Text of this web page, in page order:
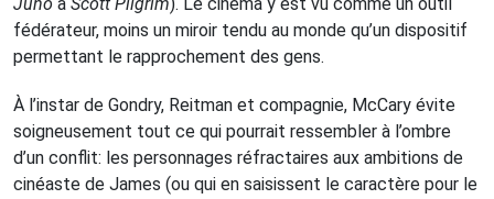
fédérateur, moins un miroir tendu au monde qu’un dispositif
permettant le rapprochement des gens.
À l’instar de Gondry, Reitman et compagnie, McCary évite
soigneusement tout ce qui pourrait ressembler à l’ombre
d’un conflit: les personnages réfractaires aux ambitions de
cinéaste de James (ou qui en saisissent le caractère pour le